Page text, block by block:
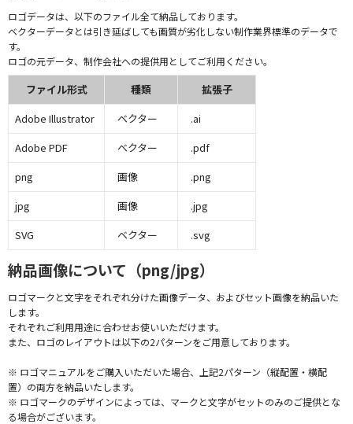
ロゴデータは、以下のファイル全て納品しております。
ベクターデータとは引き延ばしても画質が劣化しない制作業界標準のデータで
す。
ロゴの元データ、制作会社への提供用としてご利用ください。
ファイル形式 種類
拡張子
Adobe Illustrator
ベクター
.ai
Adobe PDF
ベクター
.pdf
png
画像
.png
jpg
画像
.jpg
SVG
ベクター .svg
納品画像について（png/jpg）
ロゴマークと文字をそれぞれ分けた画像データ、およびセット画像を納品いた
します。
それぞれご利用用途に合わせお使いいただけます。
また、ロゴのレイアウトは以下の2パターンをご用意しております。
※ ロゴマニュアルをご購入いただいた場合、上記2パターン（縦配置・横配
置）の両方を納品いたします。
※ ロゴマークのデザインによっては、マークと文字がセットのみのご提供とな
る場合がございます。